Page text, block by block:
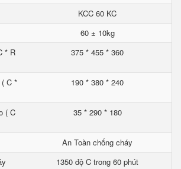
KCC 60 KC
60 ± 10kg
* R
375 * 455 * 360
C *
190 * 380 * 240
( C
35 * 290 * 180
An Toàn chống cháy
1350 độ C trong 60 phút